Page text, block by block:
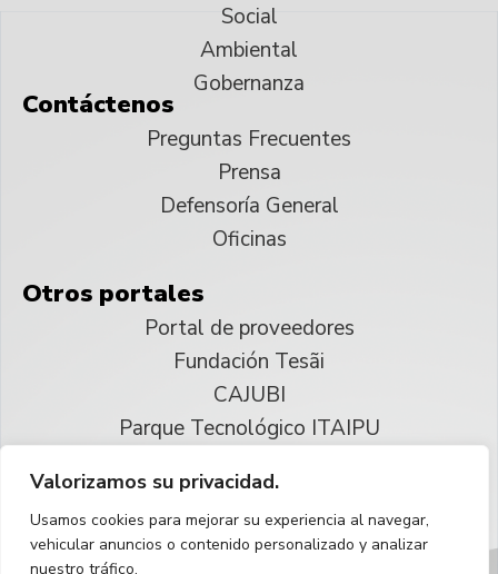
Valorizamos su privacidad.
Usamos cookies para mejorar su experiencia al navegar,
vehicular anuncios o contenido personalizado y analizar
nuestro tráfico.
Social
Ambiental
Gobernanza
Contáctenos
Preguntas Frecuentes
Prensa
Defensoría General
Oficinas
Otros portales
Portal de proveedores
Fundación Tesãi
CAJUBI
Parque Tecnológico ITAIPU
Reservados todos los derechos